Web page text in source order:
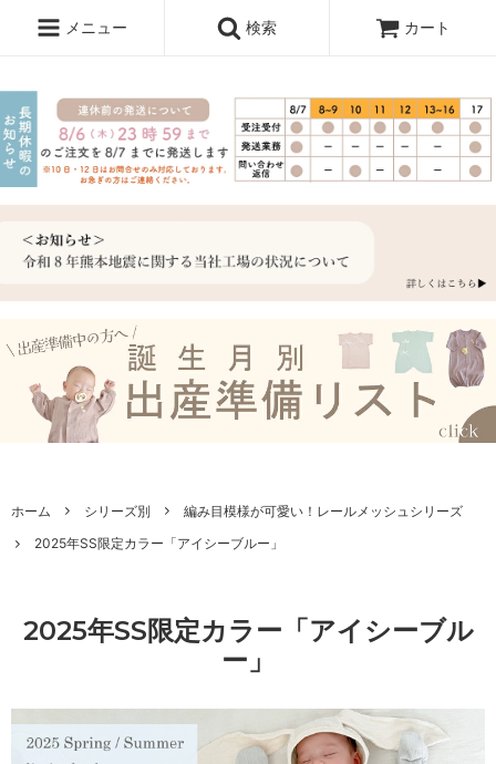
メニュー 検索 カート
ホーム シリーズ別
編み目模様が可愛い！レールメッシュシリーズ
2025年SS限定カラー「アイシーブルー」
2025年SS限定カラー「アイシーブル
ー」